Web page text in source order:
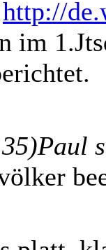
http://
im
Paul